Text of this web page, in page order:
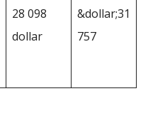
28 098
dollar
&dollar;31
757